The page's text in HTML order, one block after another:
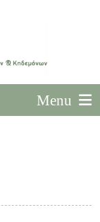
Menu